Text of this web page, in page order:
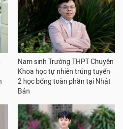
Nam sinh Trường THPT Chuyên
Khoa học tự nhiên trúng tuyển
2 học bổng toàn phần tại Nhật
Bản